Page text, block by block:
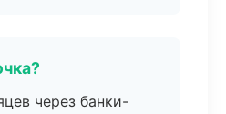
через банки-